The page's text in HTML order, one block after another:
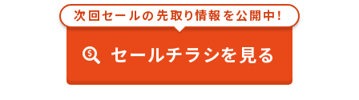
次回セールの先取り情報を公開中！
セールチラシを見る